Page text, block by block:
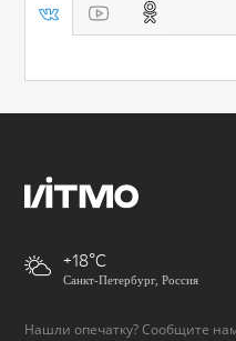
+18
Санкт-Петербург, Россия
Нашли опечатку? Сообщите